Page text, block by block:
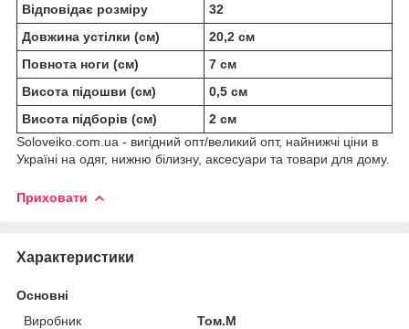
Відповідає розміру
32
Довжина устілки (см)
20,2 см
Повнота ноги (см)
7 см
Висота підошви (см)
0,5 см
Висота підборів (см)
2 см
Soloveiko.com.ua - вигідний опт/великий опт, найнижчі ціни в
Україні на одяг, нижню білизну, аксесуари та товари для дому.
Приховати
Характеристики
Основні
Виробник
Том.М